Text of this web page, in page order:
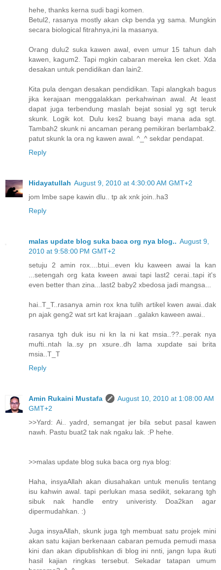
hehe, thanks kerna sudi bagi komen.
Betul2, rasanya mostly akan ckp benda yg sama. Mungkin
secara biological fitrahnya,ini la masanya.
Orang dulu2 suka kawen awal, even umur 15 tahun dah
kawen, kagum2. Tapi mgkin cabaran mereka len cket. Xda
desakan untuk pendidikan dan lain2.
Kita pula dengan desakan pendidikan. Tapi alangkah bagus
jika kerajaan menggalakkan perkahwinan awal. At least
dapat juga terbendung maslah bejat sosial yg sgt teruk
skunk. Logik kot. Dulu kes2 buang bayi mana ada sgt.
Tambah2 skunk ni ancaman perang pemikiran berlambak2.
patut skunk la ora ng kawen awal. ^_^ sekdar pendapat.
Reply
Hidayatullah August 9, 2010 at 4:30:00 AM GMT+2
jom lmbe sape kawin dlu.. tp ak xnk join..ha3
Reply
malas update blog suka baca org nya blog.. August 9,
2010 at 9:58:00 PM GMT+2
setuju 2 amin rox....btui...even klu kaween awai la kan
...setengah org kata kween awai tapi last2 cerai..tapi it's
even better than zina...last2 baby2 xbedosa jadi mangsa...
hai..T_T..rasanya amin rox kna tulih artikel kwen awai..dak
pn ajak geng2 wat srt kat krajaan ..galakn kaween awai..
rasanya tgh duk isu ni kn la ni kat msia..??..perak nya
mufti..ntah la..sy pn xsure..dh lama xupdate sai brita
msia..T_T
Reply
Amin Rukaini Mustafa
August 10, 2010 at 1:08:00 AM
GMT+2
>>Yard: Ai.. yadrd, semangat jer bila sebut pasal kawen
nawh. Pastu buat2 tak nak ngaku lak. :P hehe.
>>malas update blog suka baca org nya blog:
Haha, insyaAllah akan diusahakan untuk menulis tentang
isu kahwin awal. tapi perlukan masa sedikit, sekarang tgh
sibuk nak handle entry univeristy. Doa2kan agar
dipermudahkan. :)
Juga insyaAllah, skunk juga tgh membuat satu projek mini
akan satu kajian berkenaan cabaran pemuda pemudi masa
kini dan akan dipublishkan di blog ini nnti, jangn lupa ikuti
hasil kajian ringkas tersebut. Sekadar tatapan umum